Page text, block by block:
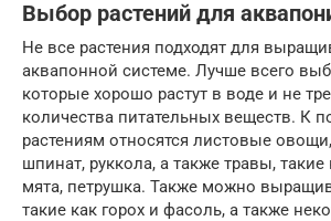
Выбор растений для
Не все растения подходят для
аквапонной системе. Лучше всего
которые хорошо растут в воде и не
количества питательных веществ. К
растениям относятся листовые
шпинат, руккола, а также травы, такие
мята, петрушка. Также можно
такие как горох и фасоль, а также